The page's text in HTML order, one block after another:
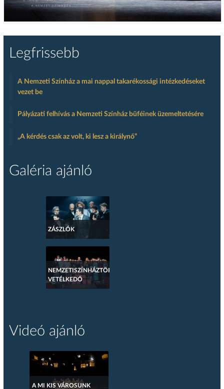
Legfrissebb
A Nemzeti Színház a mai nappal takarékossági intézkedéseket
vezet be
Pályázati felhívás a Nemzeti Színház büféinek üzemeltetésére
„A kérdés csak az volt, ki lesz a királynő”
Galéria ajánló
ZÁSZLÓK
NEMZETISZÍNHÁZTÖRTÉNETI
VETÉLKEDŐ
Videó ajánló
A MI KIS VÁROSUNK